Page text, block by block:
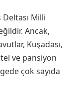
Milli
Ancak,
Kuşadası,
ve pansiyon
çok sayıda